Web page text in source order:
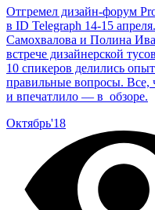
Отгремел дизайн‐форум
в ID Telegraph 14-15
Самохвалова и Полина
встрече дизайнерской
10 спикеров делились
правильные вопросы. Все,
и впечатлило — в обзоре.
Октябрь'18